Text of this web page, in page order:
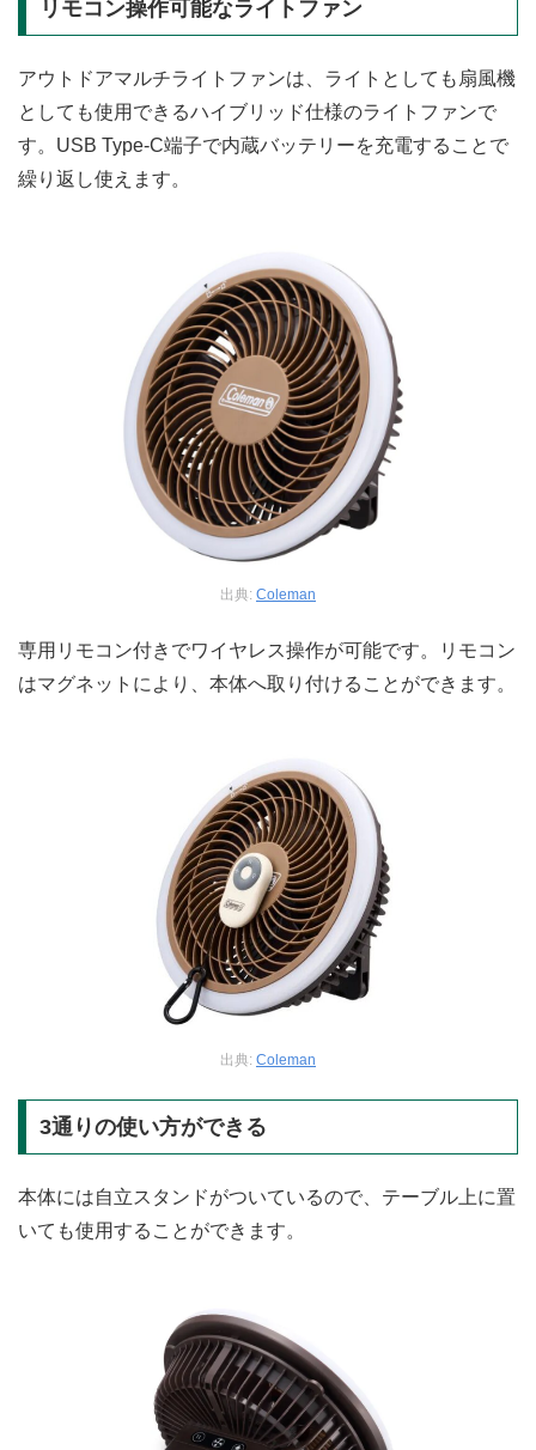
リモコン操作可能なライトファン
アウトドアマルチライトファンは、ライトとしても扇風機
としても使用できるハイブリッド仕様のライトファンで
す。USB Type-C端子で内蔵バッテリーを充電することで
繰り返し使えます。
出典: Coleman
専用リモコン付きでワイヤレス操作が可能です。リモコン
はマグネットにより、本体へ取り付けることができます。
出典: Coleman
3通りの使い方ができる
本体には自立スタンドがついているので、テーブル上に置
いても使用することができます。